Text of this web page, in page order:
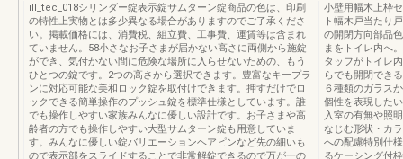
ill_tec_018シリンダー錠表示錠サムターン錠商品の色は、印刷
の特性上実物とは多少異なる場合がありますのでご了承くださ
い。掲載価格には、消費税、組立費、工事費、運賃等は含まれ
ていません。58小さなお子さまが届かない高さに両側から施錠
ができ、気付かない間に危険な場所に入らせないための、もう
ひとつの錠です。2つの高さから選択できます。豊富なキープラ
ンに対応可能な美和ロック錠を取付けできます。押すだけでロ
ックできる簡単操作のプッシュ錠を標準仕様としています。誰
でも操作しやすい家族みんなに優しい設計です。お子さまや高
齢者の方でも操作しやすい大型サムターン錠も用意していま
す。みんなに優しい錠バリエーションヘアピンなど先の細いも
ので表示部をスライドすることで非常解錠できるので万が一の
小壁用幅木上枠
ト幅木戸当たり
の開閉方向部品
まをトイレ内へ
タッフがトイレ
らでも開閉でき
６種類のガラス
個性を表現した
入室の有無や照
なじむ形状・カ
への配慮特別仕
るケーシング付